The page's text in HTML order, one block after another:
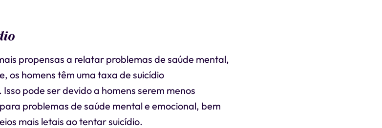
propensas a relatar problemas de saúde mental,
os homens têm uma taxa de suicídio
pode ser devido a homens serem menos
problemas de saúde mental e emocional, bem
mais letais ao tentar suicídio.